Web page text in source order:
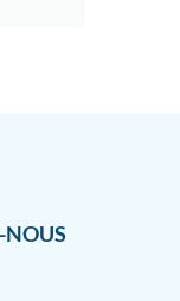
NOUS